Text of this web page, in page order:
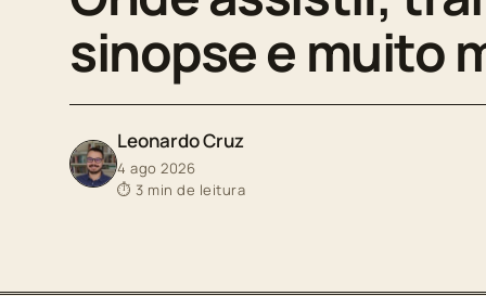
sinopse e muito
Leonardo Cruz
4 ago 2026
⏱ 3 min de leitura